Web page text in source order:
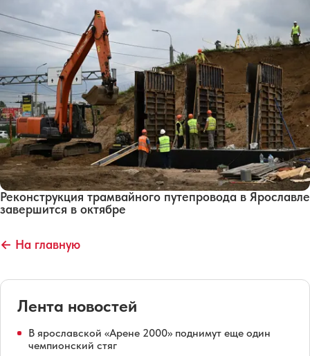
Реконструкция трамвайного путепровода в Ярославле
завершится в октябре
← На главную
Лента новостей
В ярославской «Арене 2000» поднимут еще один
чемпионский стяг